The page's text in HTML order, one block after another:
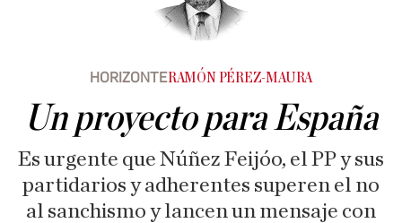
HORIZONTERAMÓN PÉREZ-MAURA
Un proyecto para España
Es urgente que Núñez Feijóo, el PP y sus
partidarios y adherentes superen el no
al sanchismo y lancen un mensaje con